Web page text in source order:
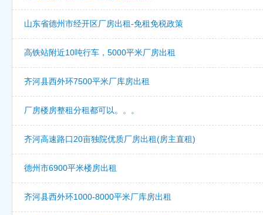
山东省德州市经开区厂房出租-免租免税政策
高铁站附近10吨行车，5000平米厂房出租
齐河县西外环7500平米厂库房出租
厂房楼房整租分租都可以。。。
齐河高速路口20亩独院优质厂房出租(房主直租)
德州市6900平米楼房出租
齐河县西外环1000-8000平米厂库房出租